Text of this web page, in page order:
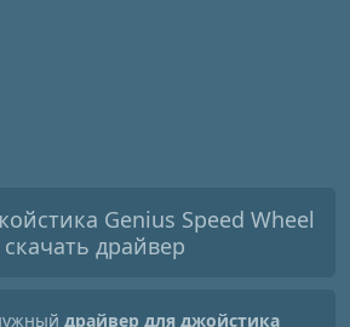
Genius Speed Wheel
драйвер
драйвер для джойстика